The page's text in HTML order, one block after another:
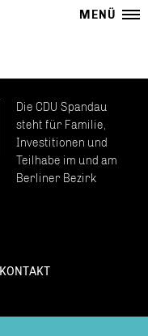
MENÜ
Die CDU Spandau
steht für Familie,
Investitionen und
Teilhabe im und am
Berliner Bezirk
KONTAKT